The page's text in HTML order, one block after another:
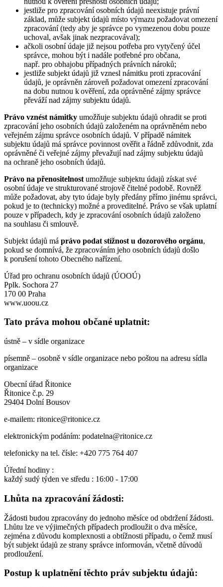
jestliže pro zpracování osobních údajů neexistuje právní
základ, může subjekt údajů místo výmazu požadovat omezení
zpracování (tedy aby je správce po vymezenou dobu pouze
uchoval, avšak jinak nezpracovával);
ačkoli osobní údaje již nejsou potřeba pro vytyčený účel
správce, mohou být i nadále potřebné pro občana,
např. pro obhajobu případných právních nároků;
jestliže subjekt údajů již vznesl námitku proti zpracování
údajů, je oprávněn zároveň požadovat omezení zpracování
na dobu nutnou k ověření, zda oprávněné zájmy správce
převáží nad zájmy subjektu údajů.
Právo vznést námitky umožňuje subjektu údajů ohradit se proti
zpracování jeho osobních údajů založeném na oprávněném nebo
veřejném zájmu správce osobních údajů. V případě námitek
subjektu údajů má správce povinnost ověřit a řádně zdůvodnit, zda
oprávněné či veřejné zájmy převažují nad zájmy subjektu údajů
na ochraně jeho osobních údajů.
Právo na přenositelnost umožňuje subjektu údajů získat své
osobní údaje ve strukturované strojově čitelné podobě. Rovněž
může požadovat, aby tyto údaje byly předány přímo jinému správci,
pokud je to (technicky) možné a proveditelné. Právo se však uplatní
pouze v případech, kdy je zpracování osobních údajů založeno
na souhlasu či smlouvě.
Subjekt údajů má právo podat stížnost u dozorového orgánu,
pokud se domnívá, že zpracováním jeho osobních údajů došlo
k porušení tohoto Obecného nařízení.
Úřad pro ochranu osobních údajů (ÚOOÚ)
Pplk. Sochora 27
170 00 Praha
www.uoou.cz
Tato práva mohou občané uplatnit:
ústně – v sídle organizace
písemně – osobně v sídle organizace nebo poštou na adresu sídla
organizace
Obecní úřad Řitonice
Řitonice č.p. 29
29404 Dolní Bousov
e-mailem: ritonice@ritonice.cz
elektronickým podáním: podatelna@ritonice.cz
telefonicky na tel. čísle: +420 775 764 407
Úřední hodiny :
každý sudý týden ve středu : 16:00 - 17:00
Lhůta na zpracování žádosti:
Žádosti budou zpracovány do jednoho měsíce od obdržení žádosti.
Lhůtu lze ve výjimečných případech prodloužit o dva měsíce,
zejména z důvodu komplexnosti a obtížnosti případu, o čemž musí
být subjekt údajů ze strany správce informován, včetně důvodů
prodloužení.
Postup k uplatnění těchto práv subjektu údajů: